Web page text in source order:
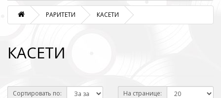
РАРИТЕТИ КАСЕТИ
КАСЕТИ
Сортировать по: На странице: